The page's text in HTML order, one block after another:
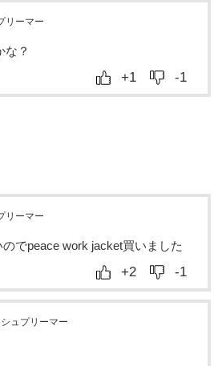
リーマー
な？
+1 -1
リーマー
でpeace work jacket買いました
+2 -1
ュプリーマー